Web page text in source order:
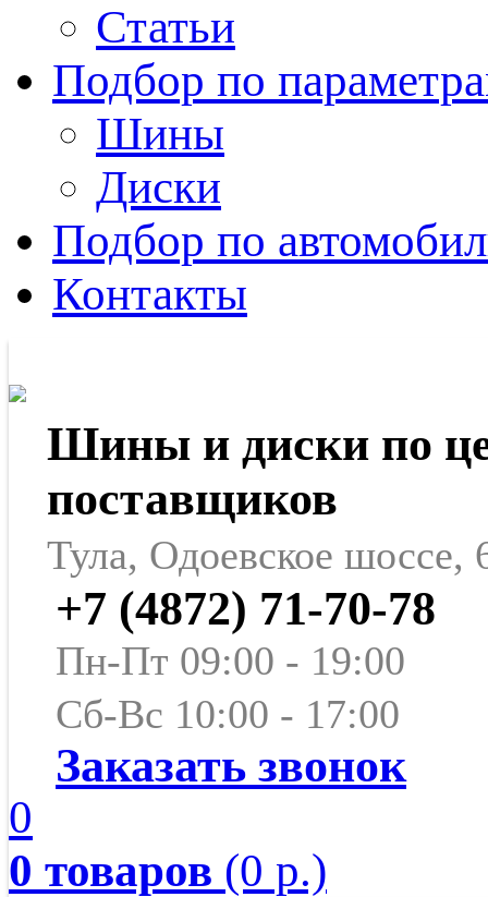
Статьи
Подбор по
Шины
Диски
Подбор по
Контакты
Шины и диски по
поставщиков
Тула, Одоевское шоссе,
+7 (4872) 71-70-78
Пн-Пт 09:00 - 19:00
Сб-Вс 10:00 - 17:00
Заказать звонок
0
0 товаров (0 р.)